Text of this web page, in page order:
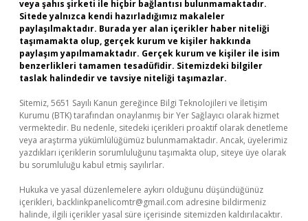
veya şahıs şirketi ile hiçbir bağlantısı bulunmamaktadır.
Sitede yalnızca kendi hazırladığımız makaleler
paylaşılmaktadır. Burada yer alan içerikler haber niteliği
taşımamakta olup, gerçek kurum ve kişiler hakkında
paylaşım yapılmamaktadır. Gerçek kurum ve kişiler ile isim
benzerlikleri tamamen tesadüfidir. Sitemizdeki bilgiler
taslak halindedir ve tavsiye niteliği taşımazlar.
Sitemiz, 5651 Sayılı Kanun gereğince Bilgi Teknolojileri ve İletişim
Kurumu (BTK) tarafından onaylanmış bir Yer Sağlayıcı olarak hizmet
vermektedir. Bu nedenle, sitedeki içerikleri proaktif olarak denetleme
veya araştırma yükümlülüğümüz bulunmamaktadır. Ancak, üyelerimiz
yazdıkları içeriklerin sorumluluğunu taşımakta olup, siteye üye olarak
bu sorumluluğu kabul etmiş sayılırlar.
Hukuka ve yasal düzenlemelere aykırı olduğunu düşündüğünüz
içerikleri, backlinkpanelicomtr@gmail.com adresine bildirmeniz
halinde, ilgili içerikler yasal süre içerisinde sitemizden kaldırılacaktır.